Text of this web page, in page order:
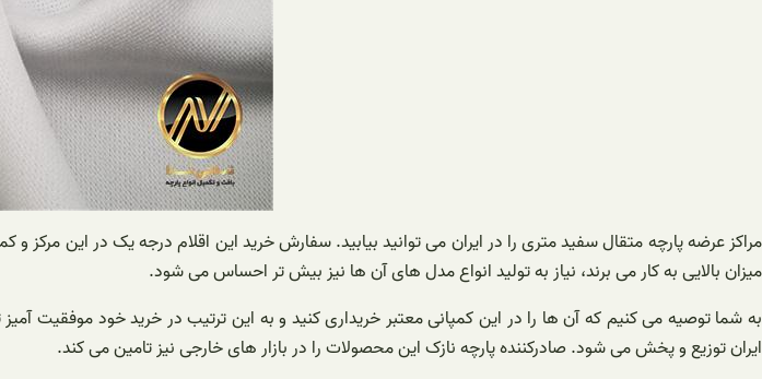
مراکز عرضه پارچه متقال سفید متری را در ایران می توانید بیابید. سفارش خرید این اقلام درجه یک در این
میزان بالایی به کار می برند، نیاز به تولید انواع مدل های آن ها نیز بیش تر احساس می شود.
به شما توصیه می کنیم که آن ها را در این کمپانی معتبر خریداری کنید و به این ترتیب در خرید خود موفقیت
ایران توزیع و پخش می شود. صادرکننده پارچه نازک این محصولات را در بازار های خارجی نیز تامین می کند.